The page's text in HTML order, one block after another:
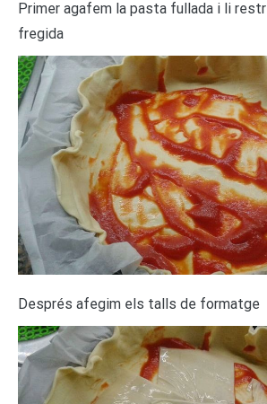
Primer agafem la pasta fullada i li
fregida
Després afegim els talls de formatge